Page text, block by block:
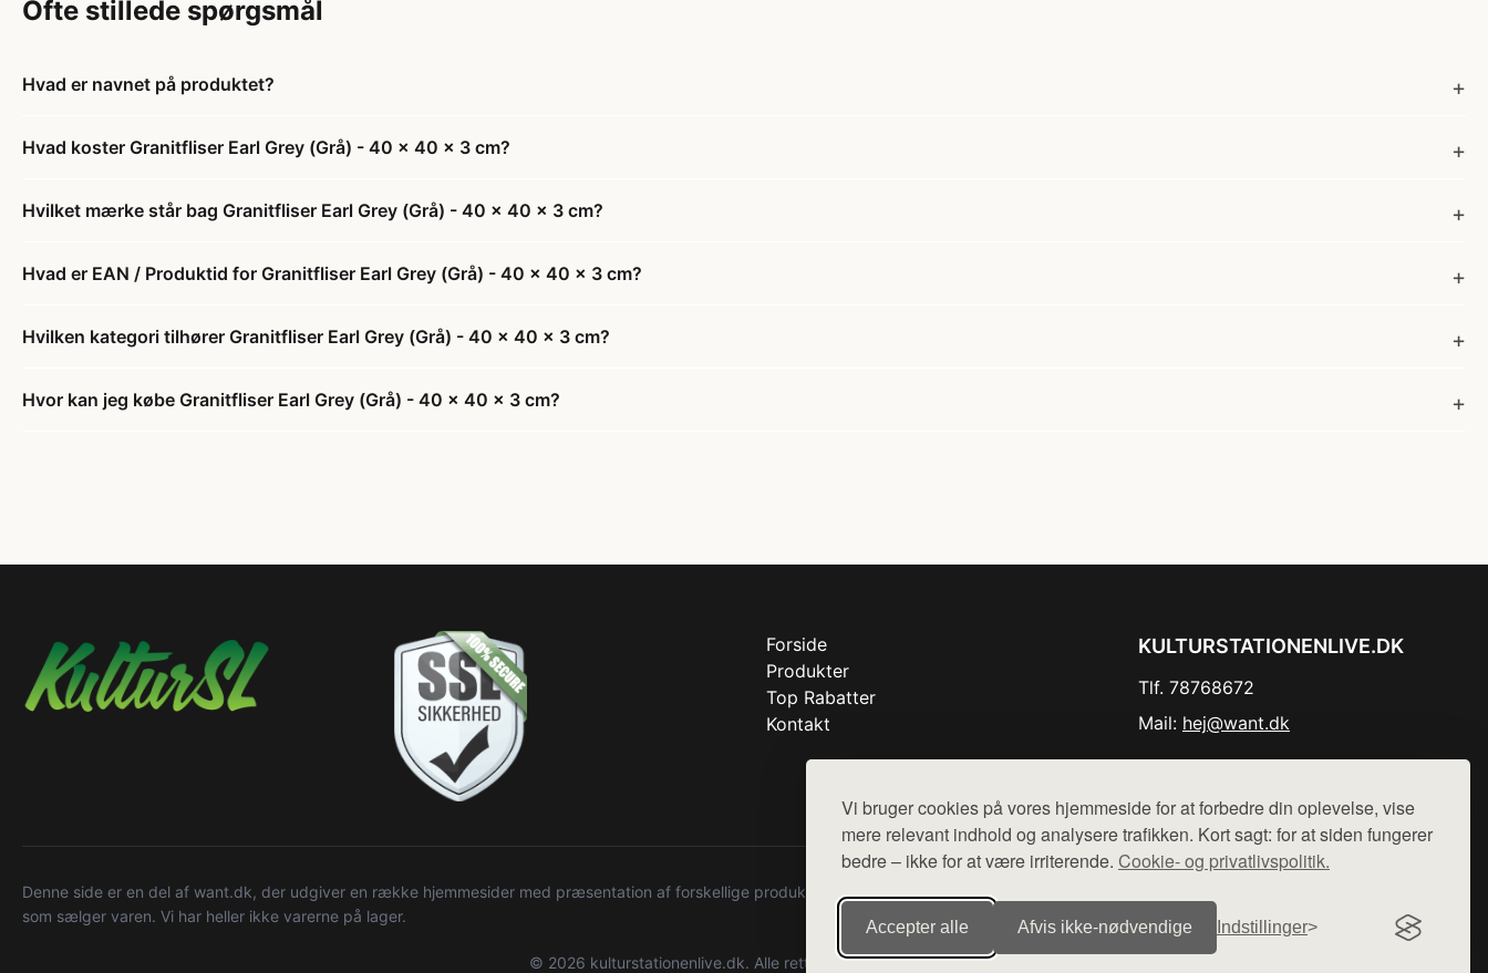
Vi bruger cookies på vores hjemmeside for at forbedre din oplevelse, vise
mere relevant indhold og analysere trafikken. Kort sagt: for at siden fungerer
bedre – ikke for at være irriterende. Cookie- og privatlivspolitik.
Accepter alle Afvis ikke‑nødvendige Indstillinger
Ofte stillede spørgsmål
Hvad er navnet på produktet?
Hvad koster Granitfliser Earl Grey (Grå) - 40 x 40 x 3 cm?
Hvilket mærke står bag Granitfliser Earl Grey (Grå) - 40 x 40 x 3 cm?
Hvad er EAN / Produktid for Granitfliser Earl Grey (Grå) - 40 x 40 x 3 cm?
Hvilken kategori tilhører Granitfliser Earl Grey (Grå) - 40 x 40 x 3 cm?
Hvor kan jeg købe Granitfliser Earl Grey (Grå) - 40 x 40 x 3 cm?
Forside
Produkter
Top Rabatter
Kontakt
KULTURSTATIONENLIVE.DK
Tlf. 78768672
Mail: hej@want.dk
Denne side er en del af want.dk, der udgiver en række hjemmesider med præsentation af forskellige produkter fra diverse webshops. Der sælges ikke varer fra denne side - vi henviser til de shops,
som sælger varen. Vi har heller ikke varerne på lager.
© 2026 kulturstationenlive.dk. Alle rettigheder forbeholdes.